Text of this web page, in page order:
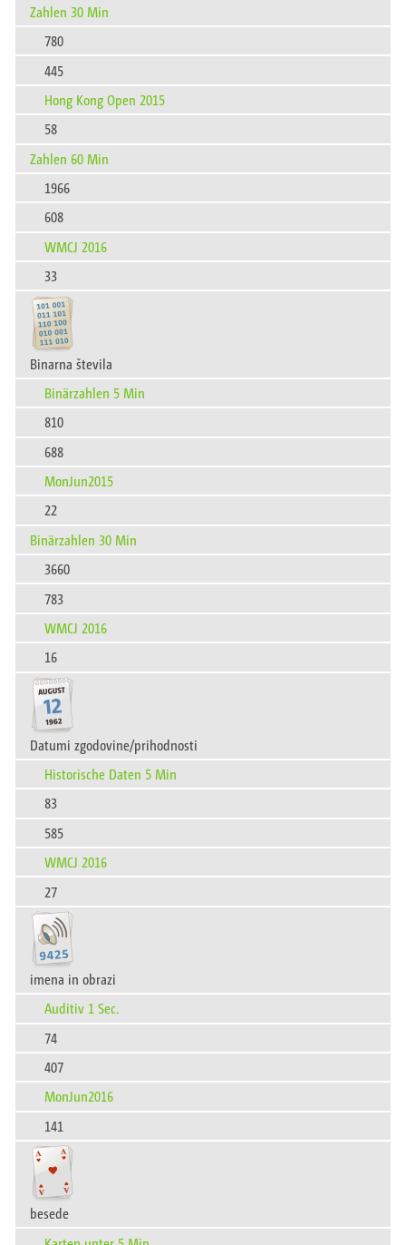
Zahlen 30 Min
780
445
Hong Kong Open 2015
58
Zahlen 60 Min
1966
608
WMCJ 2016
33
Binarna števila
Binärzahlen 5 Min
810
688
MonJun2015
22
Binärzahlen 30 Min
3660
783
WMCJ 2016
16
Datumi zgodovine/prihodnosti
Historische Daten 5 Min
83
585
WMCJ 2016
27
imena in obrazi
Auditiv 1 Sec.
74
407
MonJun2016
141
besede